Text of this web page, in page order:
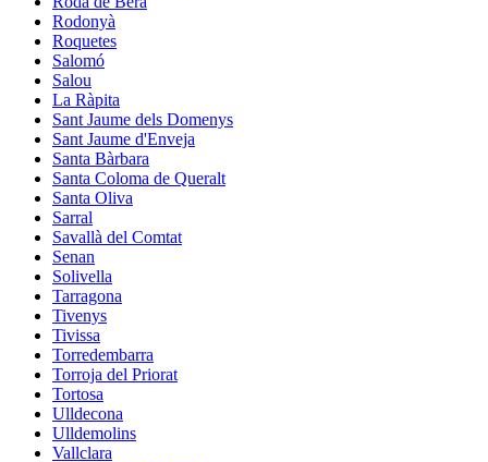
Rodonyà
Roquetes
Salomó
Salou
La Ràpita
Sant Jaume dels Domenys
Sant Jaume d'Enveja
Santa Bàrbara
Santa Coloma de Queralt
Santa Oliva
Sarral
Savallà del Comtat
Senan
Solivella
Tarragona
Tivenys
Tivissa
Torredembarra
Torroja del Priorat
Tortosa
Ulldecona
Ulldemolins
Vallclara